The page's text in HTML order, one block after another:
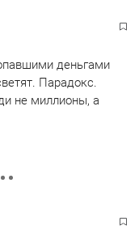
деньгами
Парадокс.
не миллионы, а